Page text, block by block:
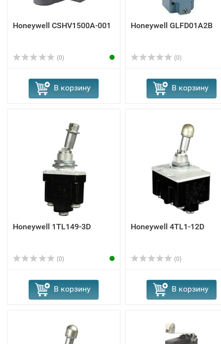
Honeywell CSHV1500A-001
(0)
В корзину
Honeywell GLFD01A2B
(0)
В корзину
Honeywell 1TL149-3D
(0)
В корзину
Honeywell 4TL1-12D
(0)
В корзину